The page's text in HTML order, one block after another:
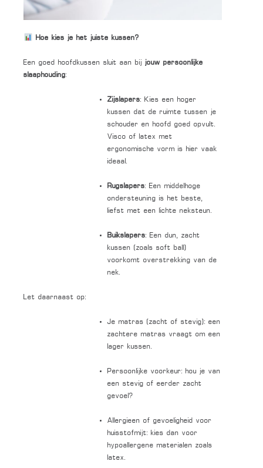
Hoe kies je het juiste kussen?
Een goed hoofdkussen sluit aan bij jouw persoonlijke
slaaphouding:
Zijslapers: Kies een hoger
kussen dat de ruimte tussen je
schouder en hoofd goed opvult.
Visco of latex met
ergonomische vorm is hier vaak
ideaal.
Rugslapers: Een middelhoge
ondersteuning is het beste,
liefst met een lichte neksteun.
Buikslapers: Een dun, zacht
kussen (zoals soft ball)
voorkomt overstrekking van de
nek.
Let daarnaast op:
Je matras (zacht of stevig): een
zachtere matras vraagt om een
lager kussen.
Persoonlijke voorkeur: hou je van
een stevig of eerder zacht
gevoel?
Allergieen of gevoeligheid voor
huisstofmijt: kies dan voor
hypoallergene materialen zoals
latex.